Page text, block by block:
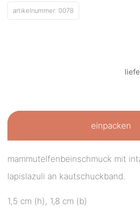
artikelnummer: 0078
einpacken
mammutelfenbeinschmuck mit
lapislazuli an kautschuckband.
1,5 cm (h), 1,8 cm (b)